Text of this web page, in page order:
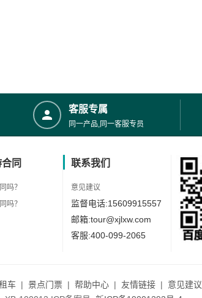
客服专属
同一产品,同一客服专员
同
吗？
吗？
联系我们
意见建议
监督电话:15609915557
邮箱:tour@xjlxw.com
客服:400-099-2065
车 | 景点门票 | 帮助中心 | 友情链接 | 意见建议